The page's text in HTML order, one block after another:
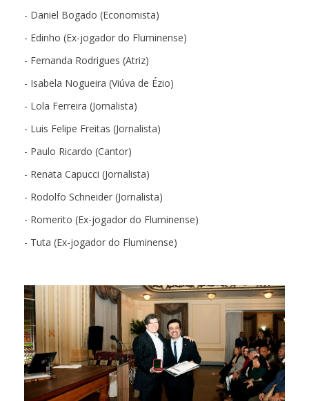
- Daniel Bogado (Economista)
- Edinho (Ex-jogador do Fluminense)
- Fernanda Rodrigues (Atriz)
- Isabela Nogueira (Viúva de Ézio)
- Lola Ferreira (Jornalista)
- Luis Felipe Freitas (Jornalista)
- Paulo Ricardo (Cantor)
- Renata Capucci (Jornalista)
- Rodolfo Schneider (Jornalista)
- Romerito (Ex-jogador do Fluminense)
- Tuta (Ex-jogador do Fluminense)